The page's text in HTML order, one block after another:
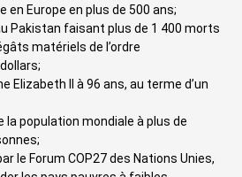
en Europe en plus de 500 ans;
Pakistan faisant plus de 1 400 morts
matériels de l’ordre
Elizabeth II à 96 ans, au terme d’un
la population mondiale à plus de
le Forum COP27 des Nations Unies,